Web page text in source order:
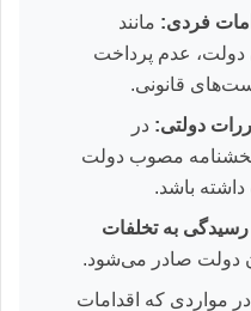
فردی: مانند
دولت، عدم پرداخت
قانونی.
دولتی: در
بخشنامه مصوب دولت
داشته باشد.
به تخلفات
دولت صادر می‌شود.
در مواردی که اقدامات